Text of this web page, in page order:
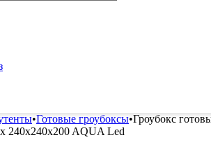
•Готовые гроубоксы•Гроубокс
240x240x200 AQUA Led